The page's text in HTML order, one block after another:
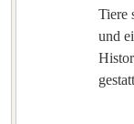
Tiere
und